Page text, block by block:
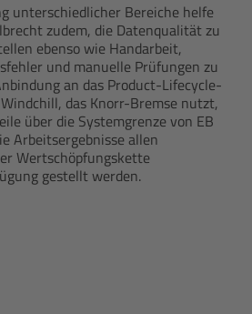
unterschiedlicher Bereiche helfe
zudem, die Datenqualität zu
ebenso wie Handarbeit,
und manuelle Prüfungen zu
an das Product-Lifecycle-
das Knorr-Bremse nutzt,
über die Systemgrenze von EB
Arbeitsergebnisse allen
Wertschöpfungskette
gestellt werden.